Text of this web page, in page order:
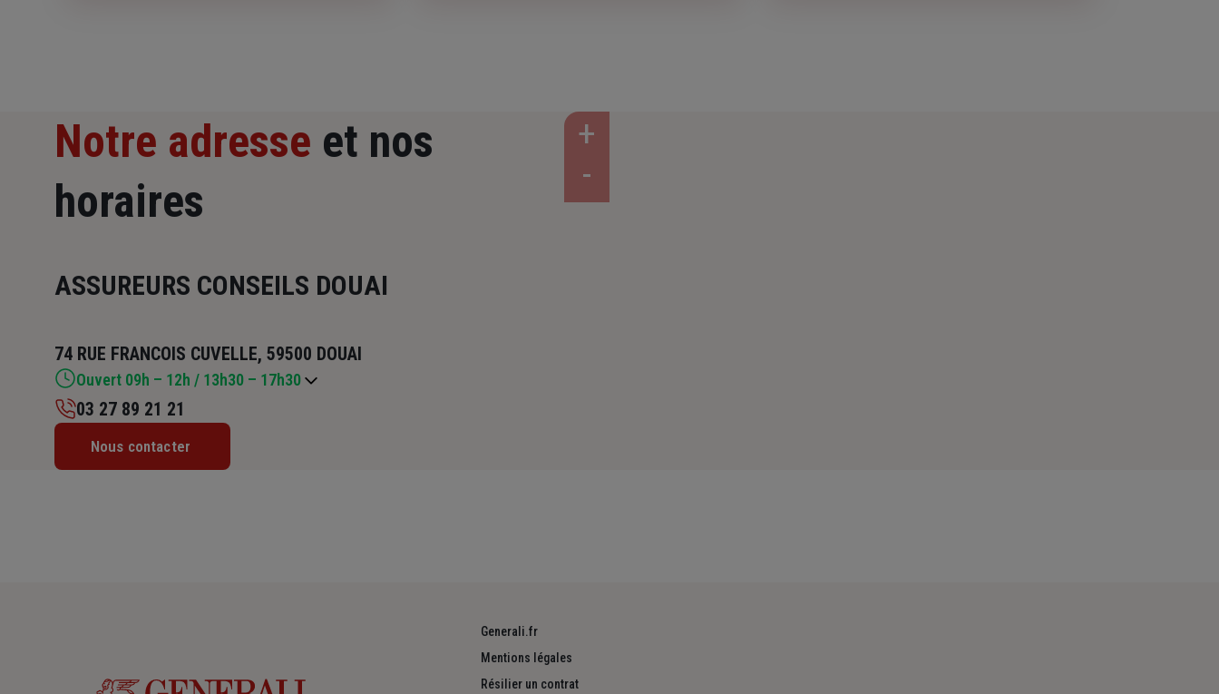
Notre adresse et nos
horaires
ASSUREURS CONSEILS DOUAI
74 RUE FRANCOIS CUVELLE, 59500 DOUAI
Ouvert 09h – 12h / 13h30 – 17h30
Mardi : 09h – 12h / 13h30 – 17h30
03 27 89 21 21
Nous contacter
Generali.fr
Mentions légales
Résilier un contrat